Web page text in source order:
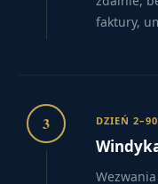
faktury,
3 DZIEŃ 2–90